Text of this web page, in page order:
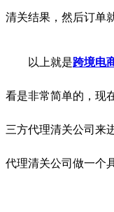
清关结果，然后订单
以上就是跨境电
看是非常简单的，现
三方代理清关公司来
代理清关公司做一个